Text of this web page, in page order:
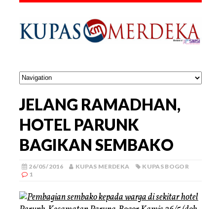
JELANG RAMADHAN,
HOTEL PARUNK
BAGIKAN SEMBAKO
26/05/2016 KUPAS MERDEKA
KUPAS BOGOR
1